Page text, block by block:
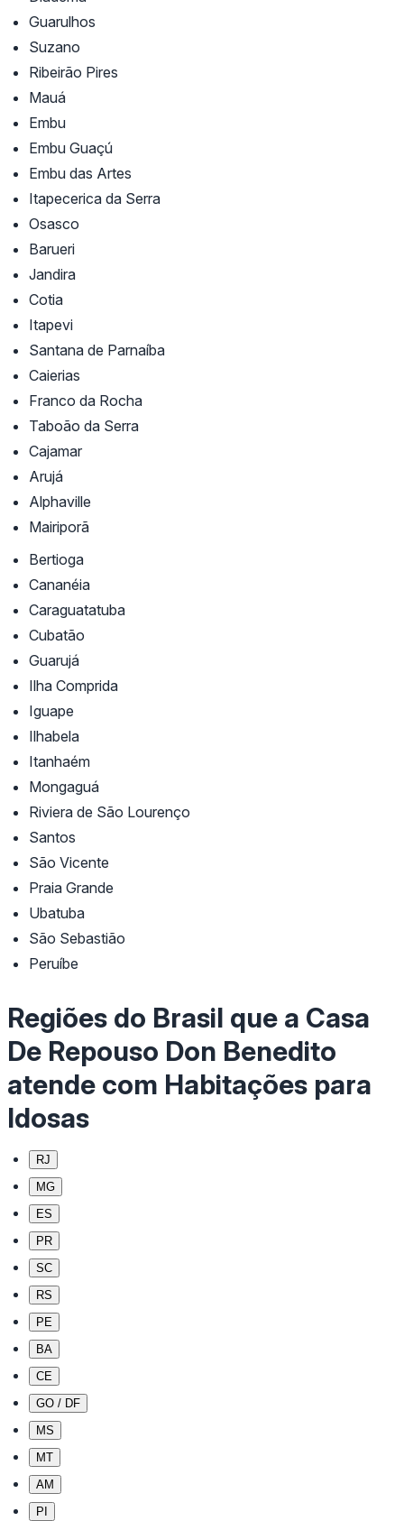
Guarulhos
Suzano
Ribeirão Pires
Mauá
Embu
Embu Guaçú
Embu das Artes
Itapecerica da Serra
Osasco
Barueri
Jandira
Cotia
Itapevi
Santana de Parnaíba
Caierias
Franco da Rocha
Taboão da Serra
Cajamar
Arujá
Alphaville
Mairiporã
Bertioga
Cananéia
Caraguatatuba
Cubatão
Guarujá
Ilha Comprida
Iguape
Ilhabela
Itanhaém
Mongaguá
Riviera de São Lourenço
Santos
São Vicente
Praia Grande
Ubatuba
São Sebastião
Peruíbe
Regiões do Brasil que a Casa
De Repouso Don Benedito
atende com Habitações para
Idosas
RJ
MG
ES
PR
SC
RS
PE
BA
CE
GO / DF
MS
MT
AM
PI